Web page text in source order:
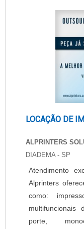
com bomba de
ano, produção
LOCAÇÃO DE
ALPRINTERS
DIADEMA - SP
Atendimento
Alprinters
como:
porte,